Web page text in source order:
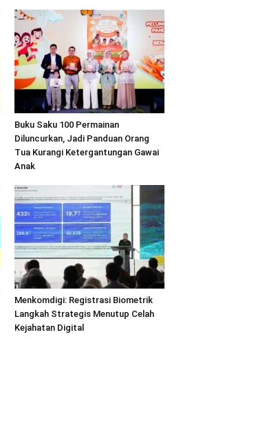
Buku Saku 100 Permainan
Diluncurkan, Jadi Panduan Orang
Tua Kurangi Ketergantungan Gawai
Anak
Menkomdigi: Registrasi Biometrik
Langkah Strategis Menutup Celah
Kejahatan Digital